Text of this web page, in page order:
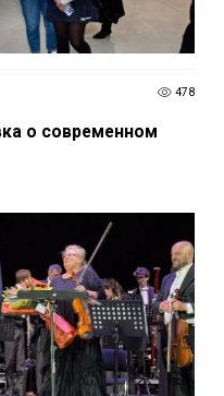
478
о современном